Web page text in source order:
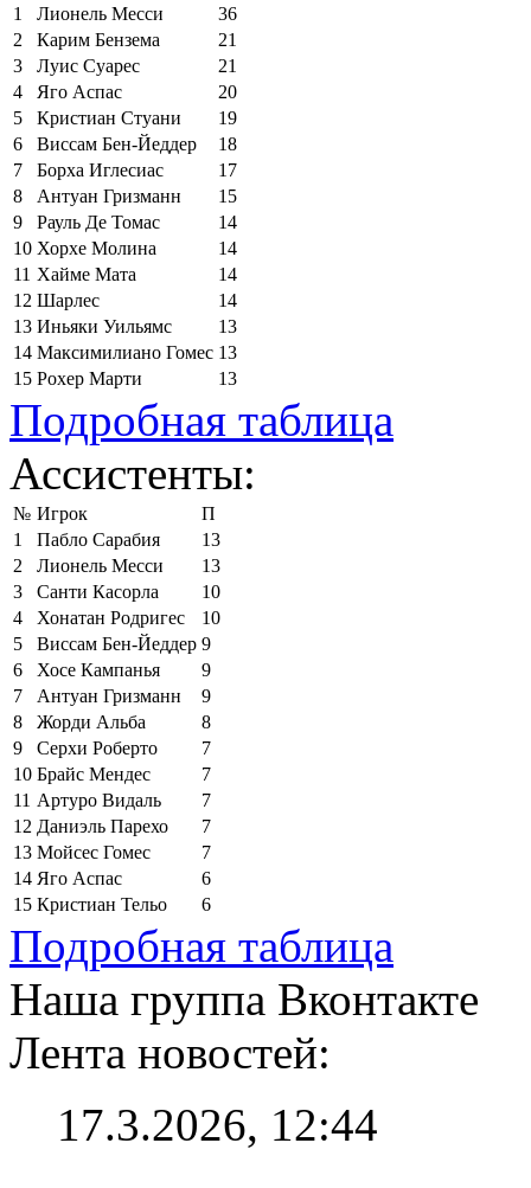
1
Лионель Месси
36
2
Карим Бензема
21
3
Луис Суарес
21
4
Яго Аспас
20
5
Кристиан Стуани
19
6
Виссам Бен-Йеддер
18
7
Борха Иглесиас
17
8
Антуан Гризманн
15
9
Рауль Де Томас
14
10 Хорхе Молина
14
11 Хайме Мата
14
12 Шарлес
14
13 Иньяки Уильямс
13
14 Максимилиано Гомес 13
15 Рохер Марти 13
Подробная таблица
Ассистенты:
№ Игрок
П
1
Пабло Сарабия
13
2
Лионель Месси
13
3
Санти Касорла
10
4
Хонатан Родригес
10
5
Виссам Бен-Йеддер 9
6
Хосе Кампанья
9
7
Антуан Гризманн
9
8
Жорди Альба
8
9
Серхи Роберто
7
10 Брайс Мендес
7
11 Артуро Видаль
7
12 Даниэль Парехо
7
13 Мойсес Гомес
7
14 Яго Аспас
6
15 Кристиан Тельо 6
Подробная таблица
Наша группа Вконтакте
Лента новостей:
17.3.2026, 12:44